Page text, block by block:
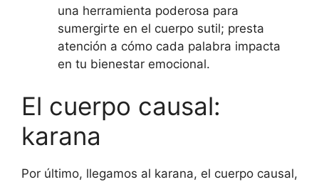
una herramienta poderosa para
sumergirte en el cuerpo sutil; presta
atención a cómo cada palabra impacta
en tu bienestar emocional.
El cuerpo causal:
karana
Por último, llegamos al karana, el cuerpo causal,